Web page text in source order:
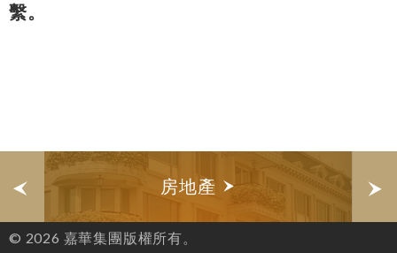
繫。
房地產
© 2026 嘉華集團版權所有。